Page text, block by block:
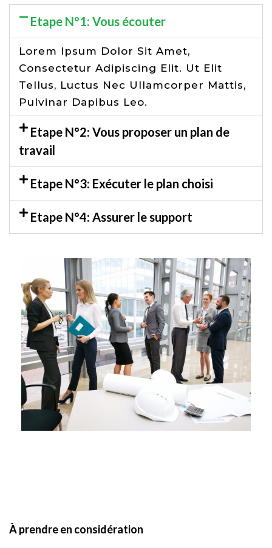
Etape N°1: Vous écouter
Lorem Ipsum Dolor Sit Amet,
Consectetur Adipiscing Elit. Ut Elit
Tellus, Luctus Nec Ullamcorper Mattis,
Pulvinar Dapibus Leo.
Etape N°2: Vous proposer un plan de
travail
Etape N°3: Exécuter le plan choisi
Etape N°4: Assurer le support
À prendre en considération